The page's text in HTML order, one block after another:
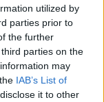
utilized by
parties prior to
the further
parties on the
may
IAB’s List of
it to other
área reservada
de pagamento